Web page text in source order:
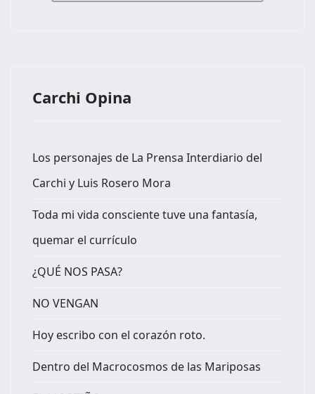
Carchi Opina
Los personajes de La Prensa Interdiario del
Carchi y Luis Rosero Mora
Toda mi vida consciente tuve una fantasía,
quemar el currículo
¿QUÉ NOS PASA?
NO VENGAN
Hoy escribo con el corazón roto.
Dentro del Macrocosmos de las Mariposas